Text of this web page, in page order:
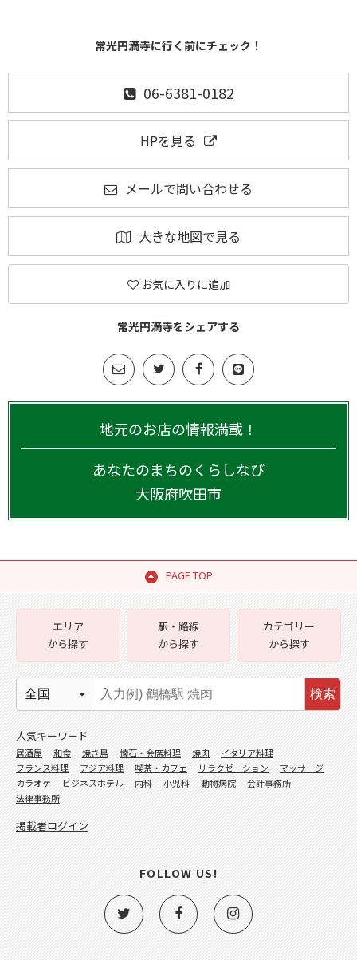
常光円満寺に行く前にチェック！
06-6381-0182
HPを見る
メールで問い合わせる
大きな地図で見る
お気に入りに追加
常光円満寺をシェアする
地元のお店の情報満載！
あなたのまちのくらしなび
大阪府吹田市
PAGE TOP
エリア
から探す
駅・路線
から探す
カテゴリー
から探す
検索
人気キーワード
居酒屋 和食 焼き鳥 懐石・会席料理 焼肉
イタリア料理
フランス料理
アジア料理 喫茶・カフェ リラクゼーション
マッサージ
カラオケ
ビジネスホテル 内科 小児科 動物病院
会計事務所
法律事務所
掲載者ログイン
FOLLOW US!